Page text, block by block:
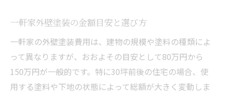
相見積もりを活用した費用比較術
外壁塗装の相見積もりで価格差を比較
複数業者から外壁塗装費用を確認する理由
相見積もりで外壁塗装の適正価格を見抜く
一軒家外壁塗装の金額目安と選び方
一軒家の外壁塗装費用は、建物の規模や塗料の種類によ
って異なりますが、おおよその目安として80万円から
150万円が一般的です。特に30坪前後の住宅の場合、使
用する塗料や下地の状態によって総額が大きく変動しま